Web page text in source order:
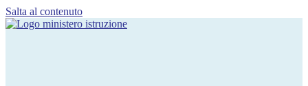
Salta al contenuto